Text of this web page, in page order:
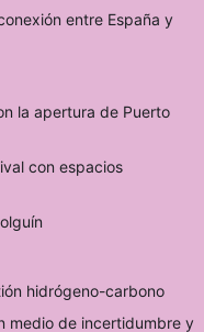
entre España y
la apertura de Puerto
con espacios
hidrógeno-carbono
medio de incertidumbre y